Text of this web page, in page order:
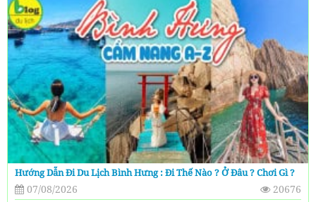
Hướng Dẫn Đi Du Lịch Bình Hưng : Đi Thế Nào ? Ở Đâu ? Chơi Gì ?
07/08/2026
20676